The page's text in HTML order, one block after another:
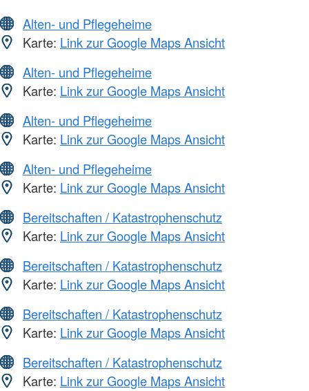
Alten- und Pflegeheime
Karte: Link zur Google Maps Ansicht
Alten- und Pflegeheime
Karte: Link zur Google Maps Ansicht
Alten- und Pflegeheime
Karte: Link zur Google Maps Ansicht
Alten- und Pflegeheime
Karte: Link zur Google Maps Ansicht
Bereitschaften / Katastrophenschutz
Karte: Link zur Google Maps Ansicht
Bereitschaften / Katastrophenschutz
Karte: Link zur Google Maps Ansicht
Bereitschaften / Katastrophenschutz
Karte: Link zur Google Maps Ansicht
Bereitschaften / Katastrophenschutz
Karte: Link zur Google Maps Ansicht